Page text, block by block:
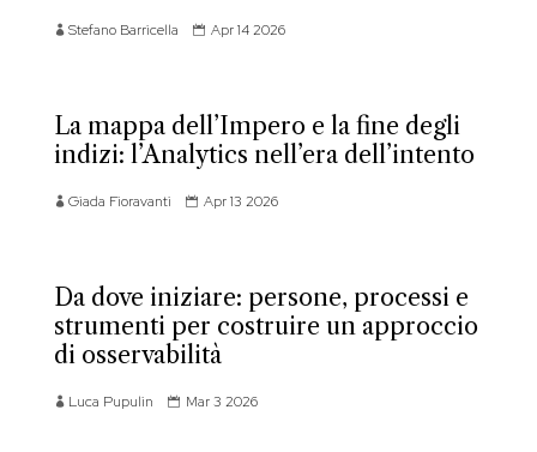
Stefano Barricella Apr 14 2026
La mappa dell’Impero e la fine degli
indizi: l’Analytics nell’era dell’intento
Giada Fioravanti Apr 13 2026
Da dove iniziare: persone, processi e
strumenti per costruire un approccio
di osservabilità
Luca Pupulin Mar 3 2026